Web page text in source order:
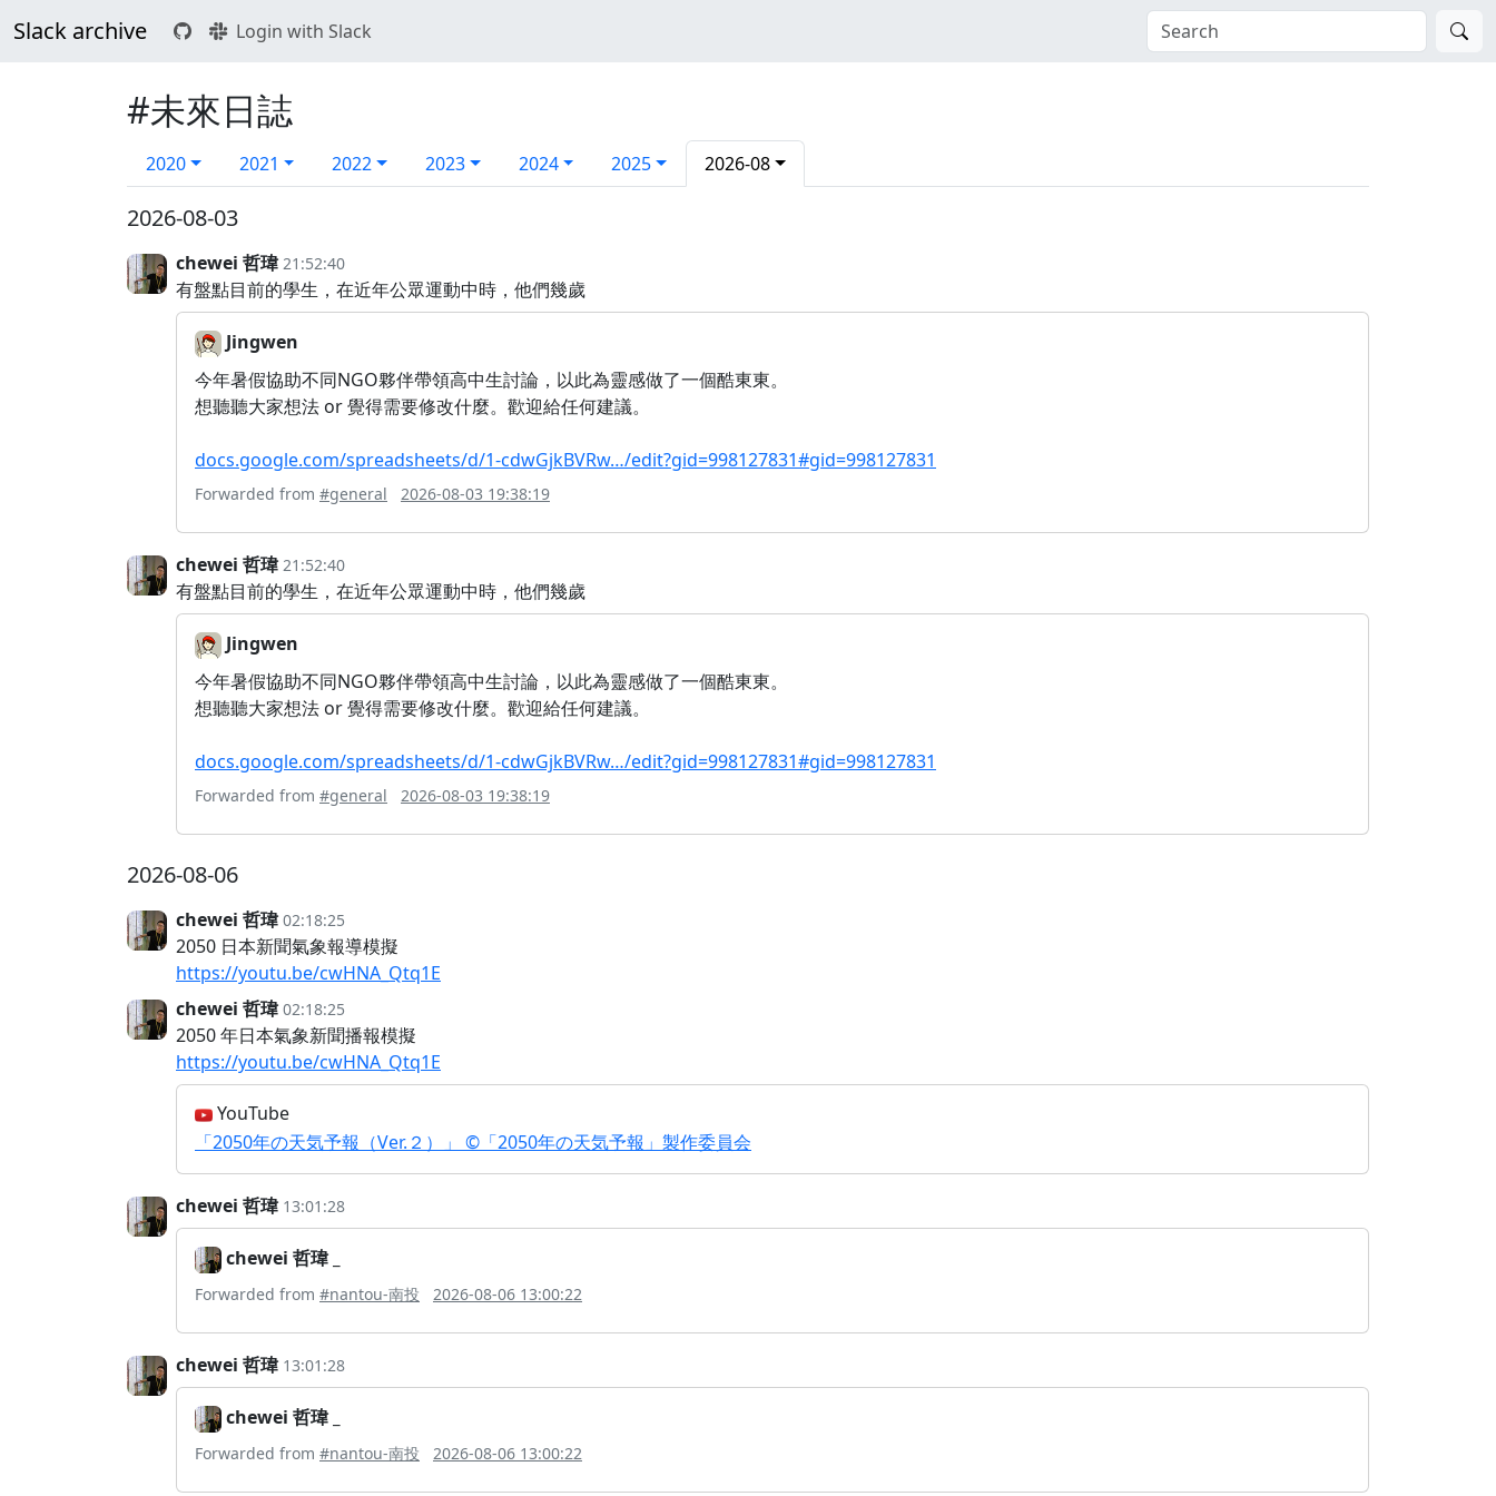
Slack archive Login with Slack
#未來日誌
2020 2021 2022 2023 2024 2025 2026-08
2026-08-03
chewei 哲瑋 21:52:40
有盤點目前的學生，在近年公眾運動中時，他們幾歲
Jingwen
今年暑假協助不同NGO夥伴帶領高中生討論，以此為靈感做了一個酷東東。
想聽聽大家想法 or 覺得需要修改什麼。歡迎給任何建議。
docs.google.com/spreadsheets/d/1-cdwGjkBVRw…/edit?gid=998127831#gid=998127831
Forwarded from #general 2026-08-03 19:38:19
chewei 哲瑋 21:52:40
有盤點目前的學生，在近年公眾運動中時，他們幾歲
Jingwen
今年暑假協助不同NGO夥伴帶領高中生討論，以此為靈感做了一個酷東東。
想聽聽大家想法 or 覺得需要修改什麼。歡迎給任何建議。
docs.google.com/spreadsheets/d/1-cdwGjkBVRw…/edit?gid=998127831#gid=998127831
Forwarded from #general 2026-08-03 19:38:19
2026-08-06
chewei 哲瑋 02:18:25
2050 日本新聞氣象報導模擬
https://youtu.be/cwHNA_Qtq1E
chewei 哲瑋 02:18:25
2050 年日本氣象新聞播報模擬
https://youtu.be/cwHNA_Qtq1E
YouTube
「2050年の天気予報（Ver.２）」 ©「2050年の天気予報」製作委員会
chewei 哲瑋 13:01:28
chewei 哲瑋 _
Forwarded from #nantou-南投 2026-08-06 13:00:22
chewei 哲瑋 13:01:28
chewei 哲瑋 _
Forwarded from #nantou-南投 2026-08-06 13:00:22